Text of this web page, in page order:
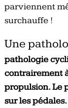
parviennent
surchauffe !
Une
pathologie
contrairement
propulsion. Le
sur les pédales.